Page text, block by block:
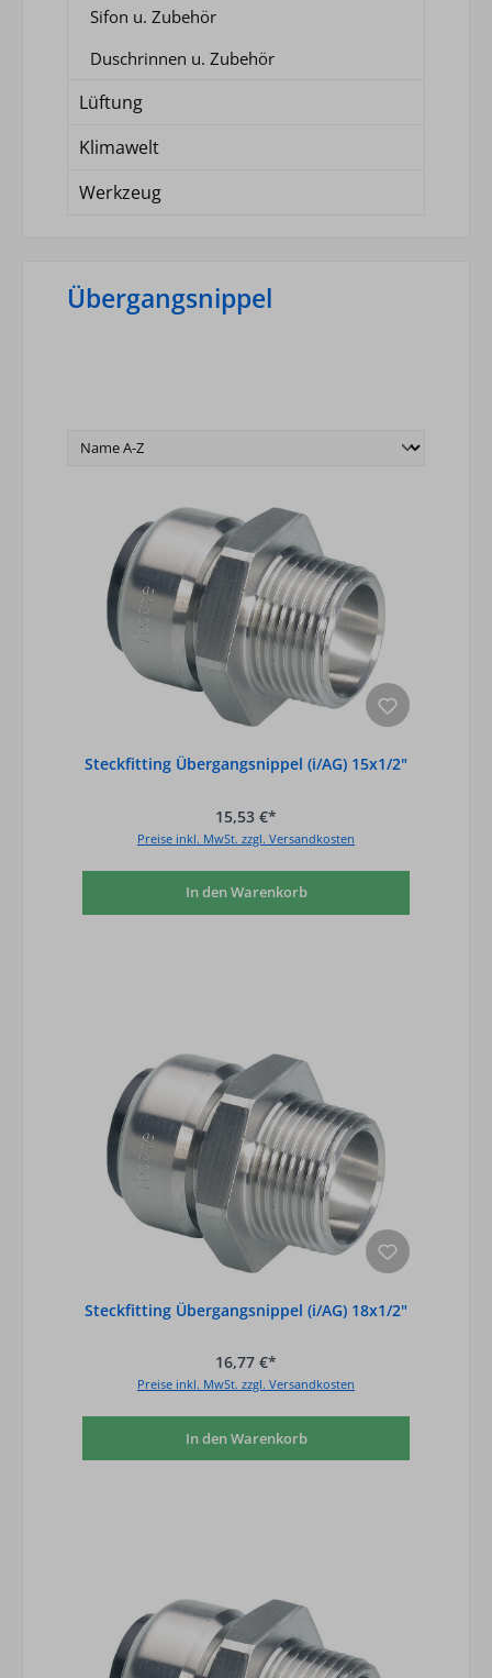
Sifon u. Zubehör
Duschrinnen u. Zubehör
Lüftung
Klimawelt
Werkzeug
Übergangsnippel
Steckfitting Übergangsnippel (i/AG) 15x1/2"
15,53 €*
Preise inkl. MwSt. zzgl. Versandkosten
In den Warenkorb
Steckfitting Übergangsnippel (i/AG) 18x1/2"
16,77 €*
Preise inkl. MwSt. zzgl. Versandkosten
In den Warenkorb